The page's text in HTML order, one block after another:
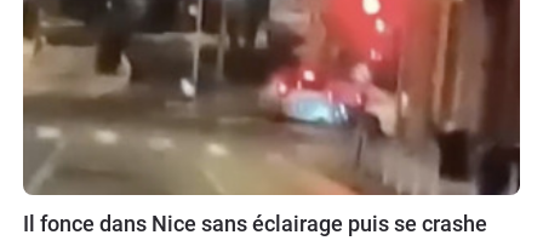
Il fonce dans Nice sans éclairage puis se crashe